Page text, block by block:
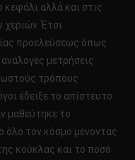
αλλά και στις
Έτσι
προελεύσεως όπως
ανάλογες μετρήσεις
τρόπους
έδειξε το απίστευτο
μαθεύτηκε το
όλο τον κόσμο μένοντας
κούκλας και το ποσό